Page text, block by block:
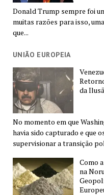
Donald Trump sempre foi
muitas razões para isso,
que...
UNIÃO EUROPEIA
da
No momento em que
havia sido capturado e que
supervisionar a transição
Como
na